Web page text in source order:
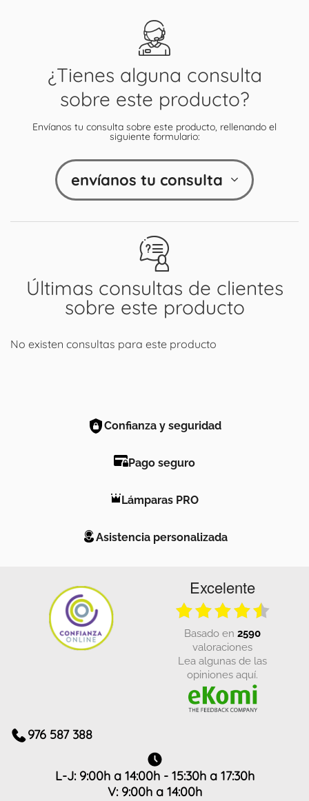
Últimas consultas de clientes
sobre este producto
No existen consultas para este producto
¿Tienes alguna consulta
sobre este producto?
Envíanos tu consulta sobre este producto, rellenando el
siguiente formulario:
envíanos tu consulta
Confianza y seguridad
Pago seguro
Lámparas PRO
Asistencia personalizada
Excelente
basado en 2590
valoraciones
Lea algunas de las
opiniones aquí.
976 587 388
L-J: 9:00h a 14:00h - 15:30h a 17:30h
V: 9:00h a 14:00h